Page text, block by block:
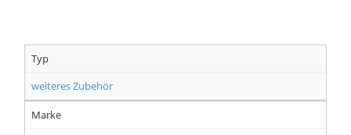
Typ
weiteres Zubehör
Marke